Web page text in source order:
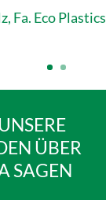
Fa. Eco Plastics
ÜBER
SAGEN